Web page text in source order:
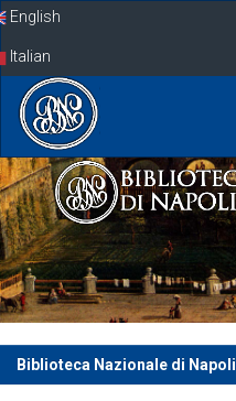
SkipEnglish
Italian
Biblioteca Nazionale di Napoli